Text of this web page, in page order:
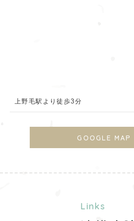
上野毛駅より徒歩3分
GOOGLE MAP
Links